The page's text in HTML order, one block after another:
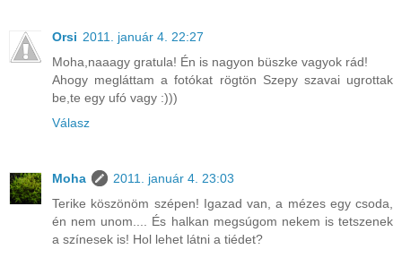
Orsi 2011. január 4. 22:27
Moha,naaagy gratula! Én is nagyon büszke vagyok rád!
Ahogy megláttam a fotókat rögtön Szepy szavai ugrottak
be,te egy ufó vagy :)))
Válasz
Moha
2011. január 4. 23:03
Terike köszönöm szépen! Igazad van, a mézes egy csoda,
én nem unom.... És halkan megsúgom nekem is tetszenek
a színesek is! Hol lehet látni a tiédet?